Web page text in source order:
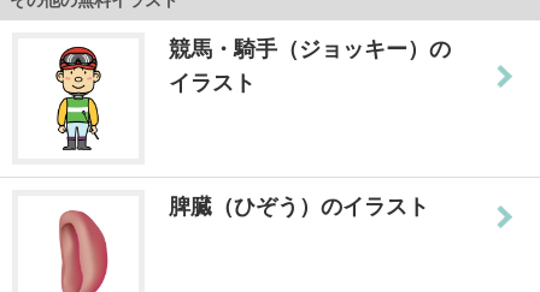
競馬・騎手（ジョッキー）の
イラスト
脾臓（ひぞう）のイラスト